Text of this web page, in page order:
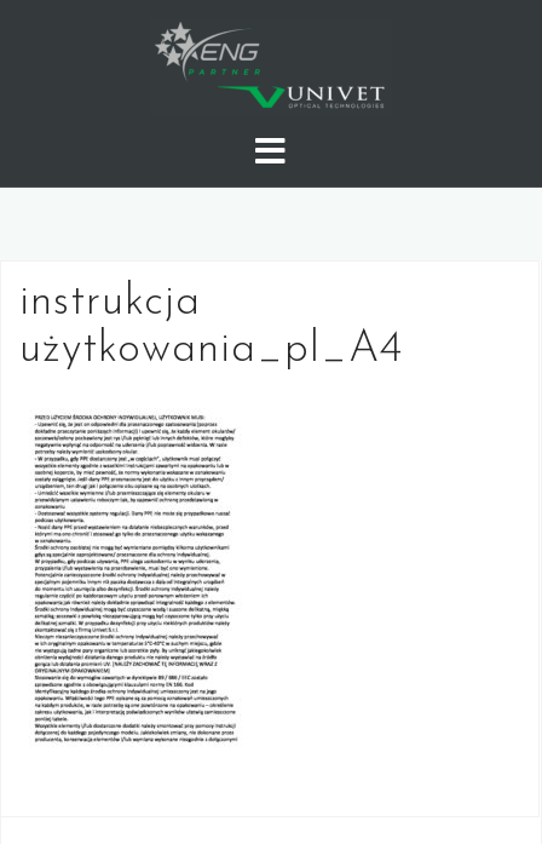
instrukcja
użytkowania_pl_A4